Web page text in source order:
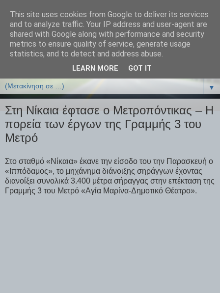
ΒΙΟΛΟΓΙΑonline.gr
Online Μαθήματα Βιολογίας
▼
Στη Νίκαια έφτασε ο Μετροπόντικας – Η
πορεία των έργων της Γραμμής 3 του
Μετρό
Στο σταθμό «Νίκαια» έκανε την είσοδο του την Παρασκευή ο
«Ιππόδαμος», το μηχάνημα διάνοιξης σηράγγων έχοντας
διανοίξει συνολικά 3.400 μέτρα σήραγγας στην επέκταση της
Γραμμής 3 του Μετρό «Αγία Μαρίνα-Δημοτικό Θέατρο».
This site uses cookies from Google to deliver its services
and to analyze traffic. Your IP address and user-agent are
shared with Google along with performance and security
metrics to ensure quality of service, generate usage
statistics, and to detect and address abuse.
LEARN MORE GOT IT